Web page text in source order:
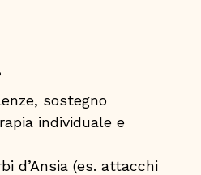
sostegno
individuale e
d’Ansia (es. attacchi